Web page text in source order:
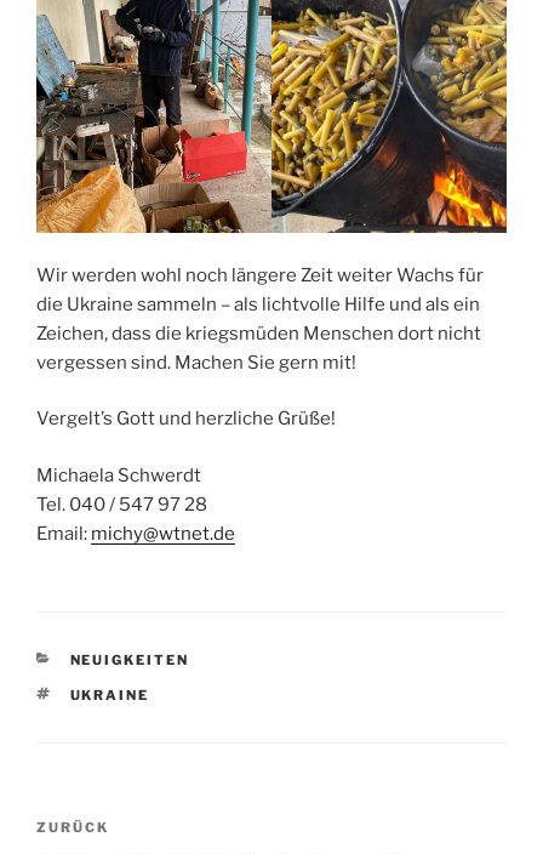
Wir werden wohl noch längere Zeit weiter Wachs für
die Ukraine sammeln – als lichtvolle Hilfe und als ein
Zeichen, dass die kriegsmüden Menschen dort nicht
vergessen sind. Machen Sie gern mit!
Vergelt’s Gott und herzliche Grüße!
Michaela Schwerdt
Tel. 040 / 547 97 28
Email: michy@wtnet.de
KATEGORIEN
NEUIGKEITEN
SCHLAGWÖRTER
UKRAINE
Beitragsnavigation
Vorheriger
ZURÜCK